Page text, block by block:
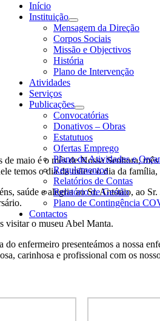
Início
Instituição
Mensagem da Direção
Corpos Sociais
Missão e Objectivos
História
Plano de Intervenção
Atividades
Serviços
Publicações
Convocatórias
Donativos – Obras
Estatutuos
Ofertas Emprego
Plano de Atividades e
Regulamentos
Relatórios de Contas
Relatório de Gestão
Plano de Contingência
Contactos
de maio é o mês de Nossa Senhora,
temos o dia da mãe e o dia da
saúde e alegria ao Sr. António, ao
visitar o museu Abel Manta.
do enfermeiro presenteámos a nossa
carinhosa e profissional com os